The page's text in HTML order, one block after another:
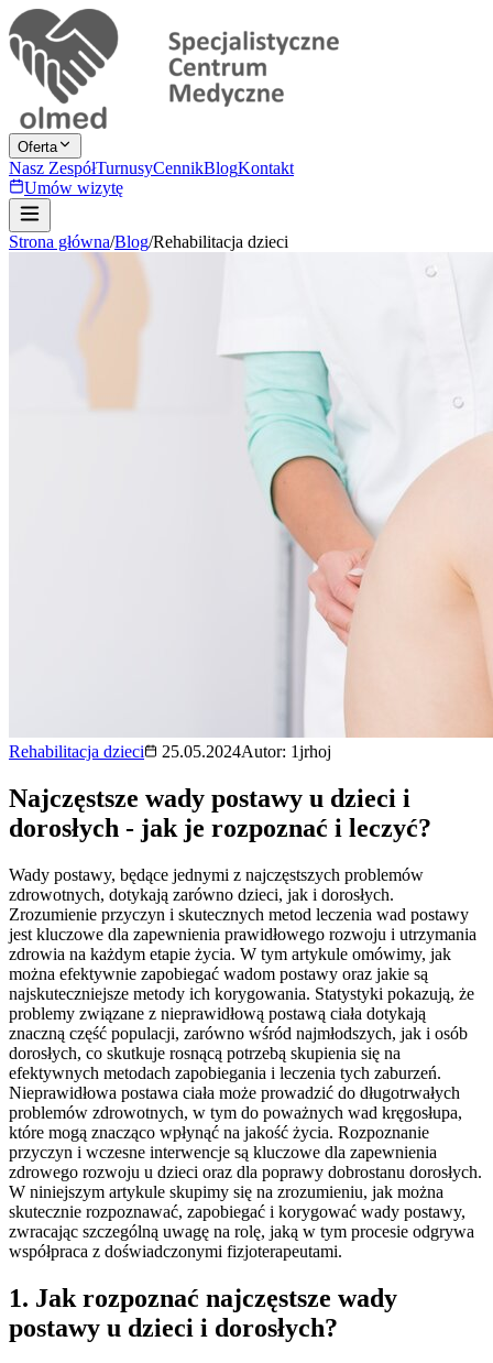
Oferta
Nasz ZespółTurnusyCennikBlogKontakt
Umów wizytę
Strona główna/Blog/Rehabilitacja dzieci
Rehabilitacja dzieci 25.05.2024Autor: 1jrhoj
Najczęstsze wady postawy u dzieci i
dorosłych - jak je rozpoznać i leczyć?
Wady postawy, będące jednymi z najczęstszych problemów
zdrowotnych, dotykają zarówno dzieci, jak i dorosłych.
Zrozumienie przyczyn i skutecznych metod leczenia wad postawy
jest kluczowe dla zapewnienia prawidłowego rozwoju i utrzymania
zdrowia na każdym etapie życia. W tym artykule omówimy, jak
można efektywnie zapobiegać wadom postawy oraz jakie są
najskuteczniejsze metody ich korygowania. Statystyki pokazują, że
problemy związane z nieprawidłową postawą ciała dotykają
znaczną część populacji, zarówno wśród najmłodszych, jak i osób
dorosłych, co skutkuje rosnącą potrzebą skupienia się na
efektywnych metodach zapobiegania i leczenia tych zaburzeń.
Nieprawidłowa postawa ciała może prowadzić do długotrwałych
problemów zdrowotnych, w tym do poważnych wad kręgosłupa,
które mogą znacząco wpłynąć na jakość życia. Rozpoznanie
przyczyn i wczesne interwencje są kluczowe dla zapewnienia
zdrowego rozwoju u dzieci oraz dla poprawy dobrostanu dorosłych.
W niniejszym artykule skupimy się na zrozumieniu, jak można
skutecznie rozpoznawać, zapobiegać i korygować wady postawy,
zwracając szczególną uwagę na rolę, jaką w tym procesie odgrywa
współpraca z doświadczonymi fizjoterapeutami.
1. Jak rozpoznać najczęstsze wady
postawy u dzieci i dorosłych?